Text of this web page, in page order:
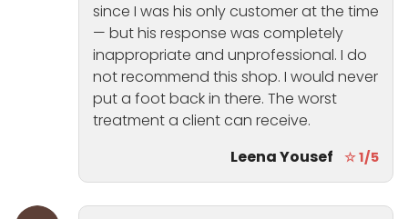
since I was his only customer at the time
— but his response was completely
inappropriate and unprofessional. I do
not recommend this shop. I would never
put a foot back in there. The worst
treatment a client can receive.
Leena Yousef
☆ 1/5